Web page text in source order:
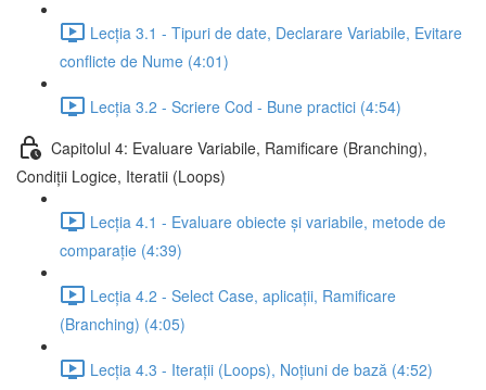
Lecția 3.1 - Tipuri de date, Declarare Variabile, Evitare
conflicte de Nume (4:01)
Lecția 3.2 - Scriere Cod - Bune practici (4:54)
Capitolul 4: Evaluare Variabile, Ramificare (Branching),
Condiții Logice, Iteratii (Loops)
Lecția 4.1 - Evaluare obiecte și variabile, metode de
comparație (4:39)
Lecția 4.2 - Select Case, aplicații, Ramificare
(Branching) (4:05)
Lecția 4.3 - Iterații (Loops), Noțiuni de bază (4:52)